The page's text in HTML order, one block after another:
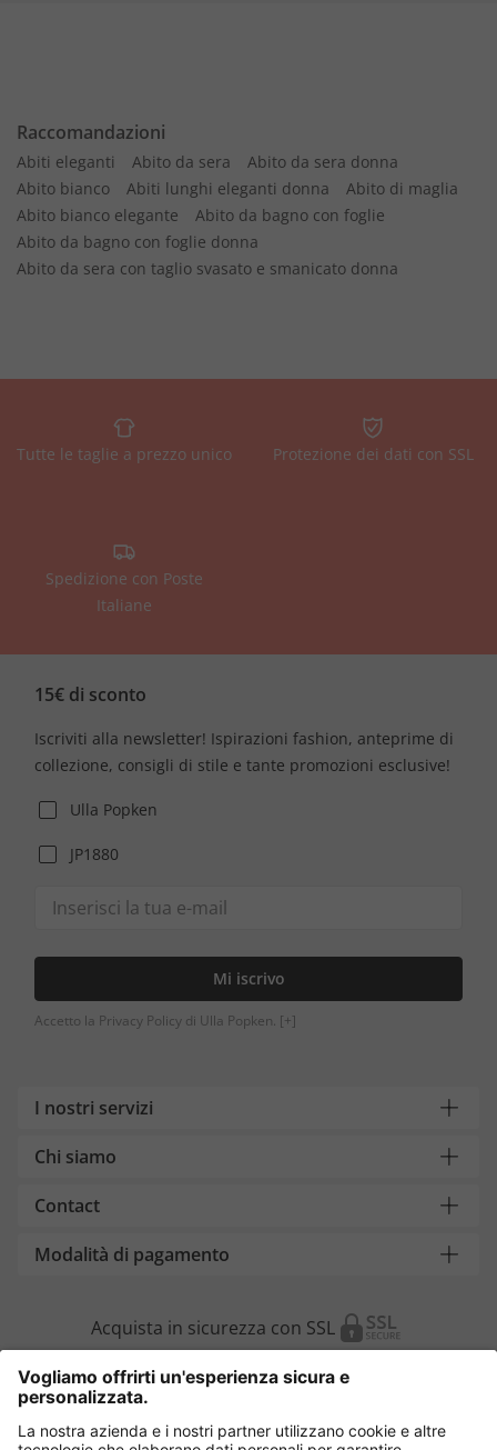
Raccomandazioni
Abiti eleganti Abito da sera
Abito da sera donna
Abito bianco
Abiti lunghi eleganti donna
Abito di maglia
Abito bianco elegante
Abito da bagno con foglie
Abito da bagno con foglie donna
Abito da sera con taglio svasato e smanicato donna
Tutte le taglie a prezzo unico Protezione dei dati con SSL
Spedizione con Poste
Italiane
15€ di sconto
Iscriviti alla newsletter! Ispirazioni fashion, anteprime di
collezione, consigli di stile e tante promozioni esclusive!
Ulla Popken
JP1880
Mi iscrivo
Accetto la Privacy Policy di Ulla Popken. [+]
I nostri servizi
Chi siamo
Contact
Modalità di pagamento
Acquista in sicurezza con SSL
Cambia Paese